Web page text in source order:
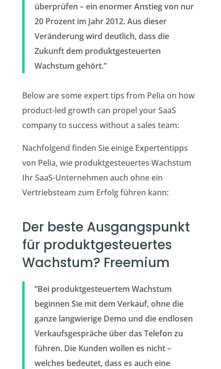
überprüfen – ein enormer Anstieg von nur
20 Prozent im Jahr 2012. Aus dieser
Veränderung wird deutlich, dass die
Zukunft dem produktgesteuerten
Wachstum gehört.”
Below are some expert tips from Pelia on how
product-led growth can propel your SaaS
company to success without a sales team:
Nachfolgend finden Sie einige Expertentipps
von Pelia, wie produktgesteuertes Wachstum
Ihr SaaS-Unternehmen auch ohne ein
Vertriebsteam zum Erfolg führen kann:
Der beste Ausgangspunkt
für produktgesteuertes
Wachstum? Freemium
“Bei produktgesteuertem Wachstum
beginnen Sie mit dem Verkauf, ohne die
ganze langwierige Demo und die endlosen
Verkaufsgespräche über das Telefon zu
führen. Die Kunden wollen es nicht –
welches bedeutet, dass es auch eine